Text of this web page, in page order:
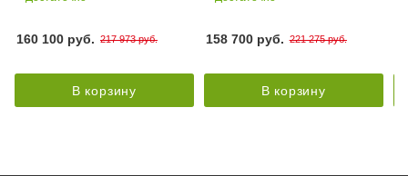
160 100 руб. 217 973 руб.
В корзину
158 700 руб. 221 275 руб.
В корзину